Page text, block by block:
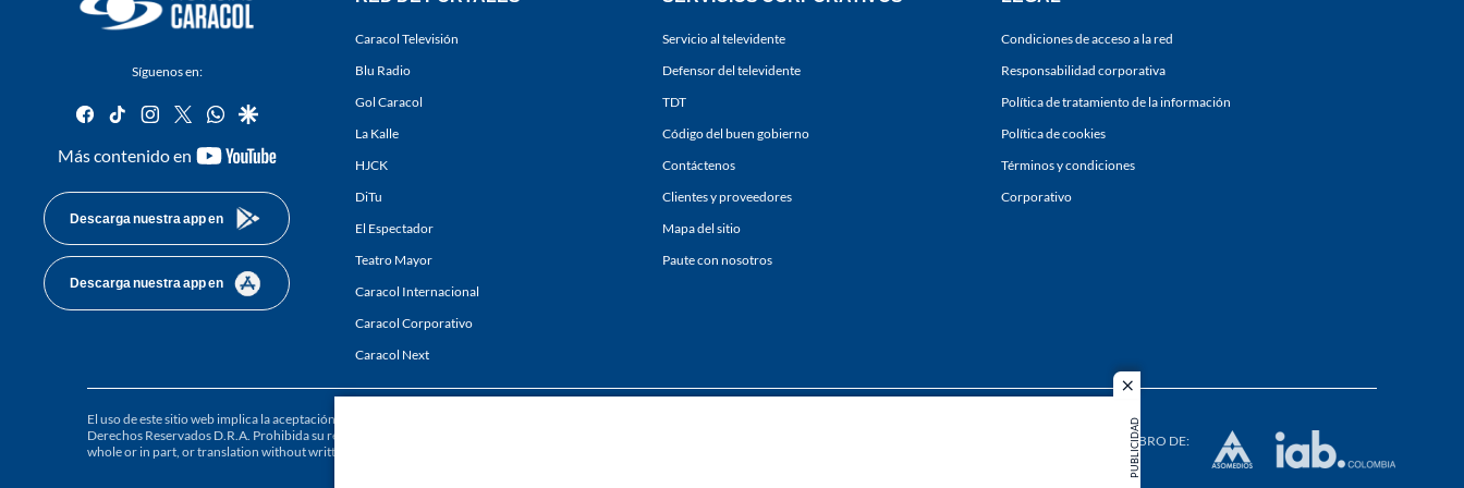
close
PUBLICIDAD
Síguenos en:
facebook
tiktok instagram
twitterwhatsapp
google
Más contenido en
youtube-
Descarga nuestra app en
Descarga nuestra app en
Caracol Televisión
Blu Radio
Gol Caracol
La Kalle
HJCK
DiTu
El Espectador
Teatro Mayor
Caracol Internacional
Caracol Corporativo
Caracol Next
Servicio al televidente
Defensor del televidente
TDT
Código del buen gobierno
Contáctenos
Clientes y proveedores
Mapa del sitio
Paute con nosotros
Condiciones de acceso a la red
Responsabilidad corporativa
Política de tratamiento de la información
Política de cookies
Términos y condiciones
Corporativo
El uso de este sitio web implica la aceptación de los
Derechos Reservados D.R.A. Prohibida su reproducción total o parcial, así como su traducción a cualquier idioma sin autorización escrita de su titular. Reproduction in
whole or in part, or translation without written permission is prohibited. All rights reserved 2025.
MIEMBRO DE: